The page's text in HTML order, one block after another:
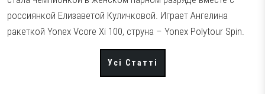
россиянкой Елизаветой Куличковой. Играет Ангелина
ракеткой Yonex Vcore Xi 100, струна – Yonex Polytour Spin.
Усі Статті